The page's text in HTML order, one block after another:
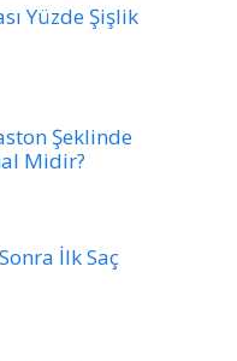
Yüzde Şişlik
Şeklinde
Midir?
İlk Saç